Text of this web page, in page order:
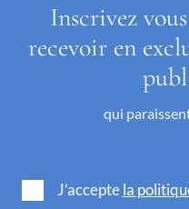
Inscrivez
recevoir en
qui
J’acceptela